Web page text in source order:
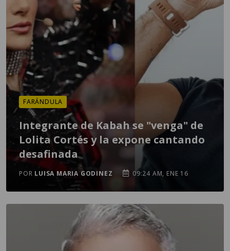
FARÁNDULA
Integrante de Kabah se "venga" de
Lolita Cortés y la expone cantando
desafinada
POR LUISA MARIA GODINEZ 09:24 AM, ENE 16